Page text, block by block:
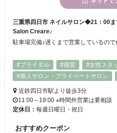
三重県四日市 ネイルサロン◆21：00
Salon Creare♪
#ブライダル
#個室
#女性スタ
#個人サロン・プライベートサロン
近鉄四日市駅より徒歩3分
11:00～19:00 ※時間外営業は要相談
定休日： 毎週日曜日・祝日
おすすめクーポン